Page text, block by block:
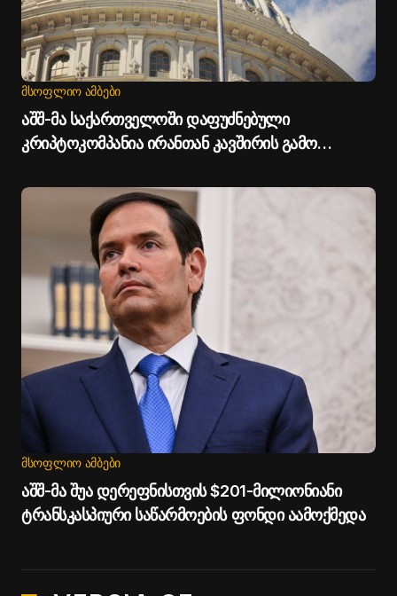
ᲛᲡᲝᲤᲚᲘᲝ ᲐᲛᲑᲔᲑᲘ
აშშ-მა საქართველოში დაფუძნებული
კრიპტოკომპანია ირანთან კავშირის გამო
ᲛᲡᲝᲤᲚᲘᲝ ᲐᲛᲑᲔᲑᲘ
აშშ-მა შუა დერეფნისთვის $201-მილიონიანი
ტრანსკასპიური საწარმოების ფონდი აამოქმედა